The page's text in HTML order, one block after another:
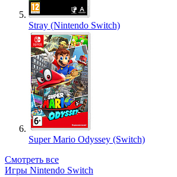
Stray (Nintendo Switch)
Super Mario Odyssey (Switch)
Смотреть все
Игры Nintendo Switch